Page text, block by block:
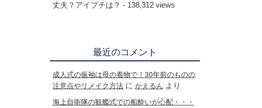
丈夫？アイプチは？ - 138,312 views
最近のコメント
成人式の振袖は母の着物で！30年前のものの
注意点やリメイク方法 に かえるん より
海上自衛隊の観艦式での船酔いが心配・・・